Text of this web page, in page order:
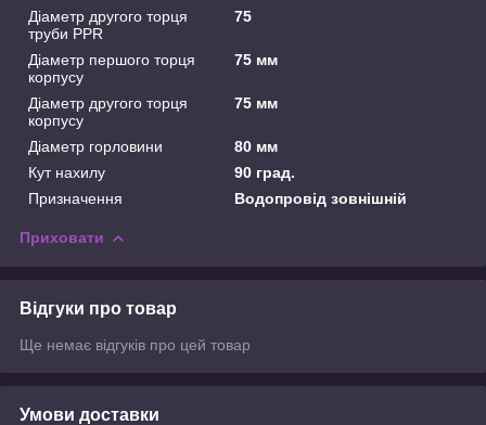
Діаметр другого торця
труби PPR
75
Діаметр першого торця
корпусу
75 мм
Діаметр другого торця
корпусу
75 мм
Діаметр горловини
80 мм
Кут нахилу
90 град.
Призначення
Водопровід зовнішній
Приховати
Відгуки про товар
Ще немає відгуків про цей товар
Умови доставки